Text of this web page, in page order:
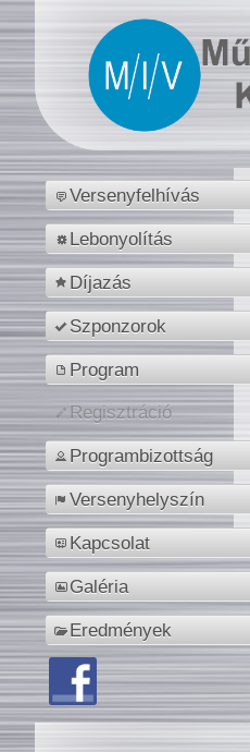
Versenyfelhívás
Lebonyolítás
Díjazás
Szponzorok
Program
Regisztráció
Programbizottság
Versenyhelyszín
Kapcsolat
Galéria
Eredmények